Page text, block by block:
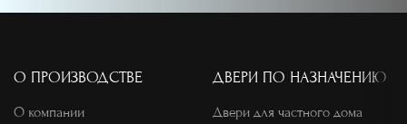
О ПРОИЗВОДСТВЕ
О компании
ДВЕРИ ПО НАЗНАЧЕНИЮ
Двери для частного дома